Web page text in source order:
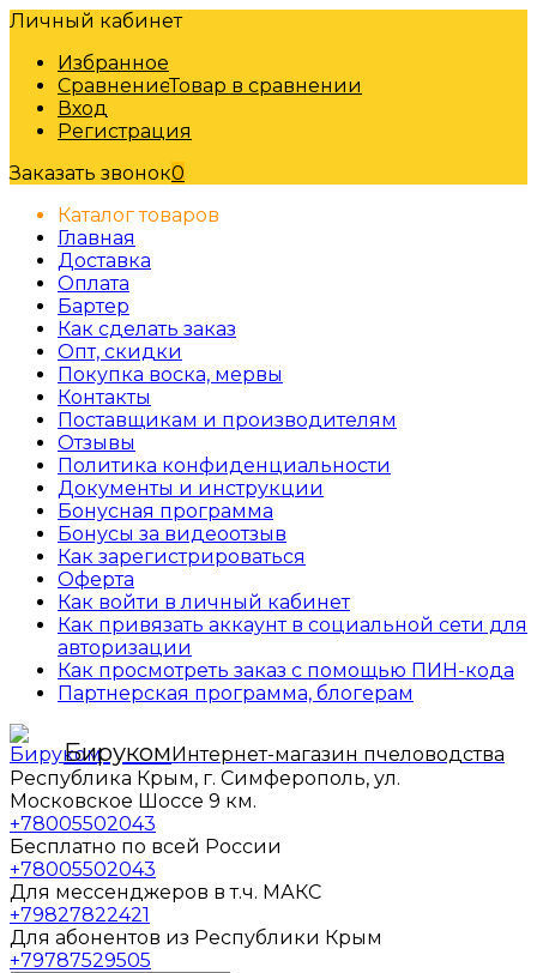
Личный кабинет
Избранное
СравнениеТовар в сравнении
Вход
Регистрация
Заказать звонок0
Каталог товаров
Главная
Доставка
Оплата
Бартер
Как сделать заказ
Опт, скидки
Покупка воска, мервы
Контакты
Поставщикам и производителям
Отзывы
Политика конфиденциальности
Документы и инструкции
Бонусная программа
Бонусы за видеоотзыв
Как зарегистрироваться
Оферта
Как войти в личный кабинет
Как привязать аккаунт в социальной сети для
авторизации
Как просмотреть заказ с помощью ПИН-кода
Партнерская программа, блогерам
БирукомИнтернет-магазин пчеловодства
Республика Крым, г. Симферополь, ул.
Московское Шоссе 9 км.
+78005502043
Бесплатно по всей России
+78005502043
Для мессенджеров в т.ч. МАКС
+79827822421
Для абонентов из Республики Крым
+79787529505